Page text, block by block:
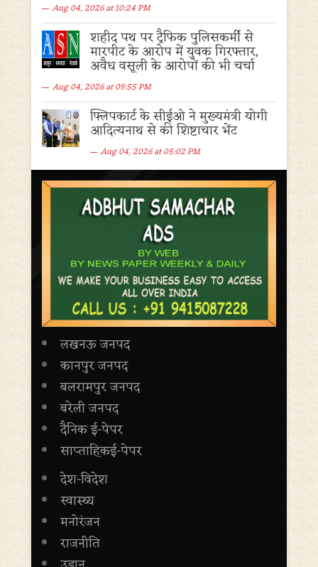
Aug 04, 2026 at 10:24 PM
शहीद पथ पर ट्रैफिक पुलिसकर्मी से
मारपीट के आरोप में युवक गिरफ्तार,
अवैध वसूली के आरोपों की भी चर्चा
Aug 04, 2026 at 09:55 PM
फ्लिपकार्ट के सीईओ ने मुख्यमंत्री योगी
आदित्यनाथ से की शिष्टाचार भेंट
Aug 04, 2026 at 05:02 PM
लखनऊ जनपद
कानपुर जनपद
बलरामपुर जनपद
बरेली जनपद
दैनिक ई-पेपर
साप्ताह़िकई-पेपर
देश-विदेश
स्वास्थ्य
मनोरंजन
राजनीति